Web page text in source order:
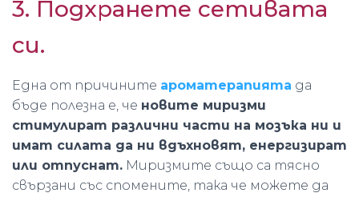
3. Подхранете сетивата
си.
Една от причините ароматерапията да
бъде полезна е, че новите миризми
стимулират различни части на мозъка ни и
имат силата да ни вдъхновят, енергизират
или отпуснат. Миризмите също са тясно
свързани със спомените, така че можете да